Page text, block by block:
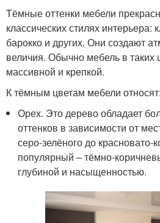
Тёмные оттенки мебели
классических стилях интерьера:
барокко и других. Они создают
величия. Обычно мебель в таких
массивной и крепкой.
К тёмным цветам мебели относят:
Орех. Это дерево обладает
оттенков в зависимости от
серо-зелёного до
популярный – тёмно-
глубиной и насыщенностью.